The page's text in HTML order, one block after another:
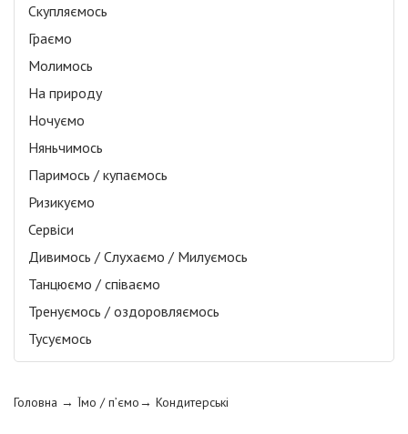
Скупляємось
Граємо
Молимось
На природу
Ночуємо
Няньчимось
Паримось / купаємось
Ризикуємо
Сервіси
Дивимось / Слухаємо / Милуємось
Танцюємо / співаємо
Тренуємось / оздоровляємось
Тусуємось
Головна → Їмо / п’ємо→ Кондитерські